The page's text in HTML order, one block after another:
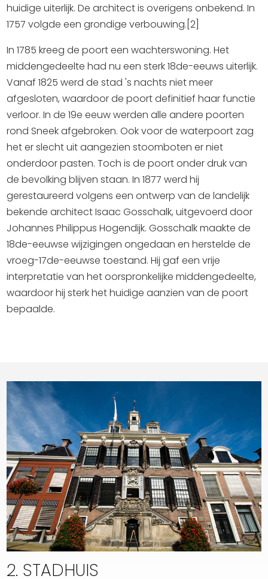
huidige uiterlijk. De architect is overigens onbekend. In
1757 volgde een grondige verbouwing.[2]
In 1785 kreeg de poort een wachterswoning. Het
middengedeelte had nu een sterk 18de-eeuws uiterlijk.
Vanaf 1825 werd de stad 's nachts niet meer
afgesloten, waardoor de poort definitief haar functie
verloor. In de 19e eeuw werden alle andere poorten
rond Sneek afgebroken. Ook voor de waterpoort zag
het er slecht uit aangezien stoomboten er niet
onderdoor pasten. Toch is de poort onder druk van
de bevolking blijven staan. In 1877 werd hij
gerestaureerd volgens een ontwerp van de landelijk
bekende architect Isaac Gosschalk, uitgevoerd door
Johannes Philippus Hogendijk. Gosschalk maakte de
18de-eeuwse wijzigingen ongedaan en herstelde de
vroeg-17de-eeuwse toestand. Hij gaf een vrije
interpretatie van het oorspronkelijke middengedeelte,
waardoor hij sterk het huidige aanzien van de poort
bepaalde.
2. STADHUIS